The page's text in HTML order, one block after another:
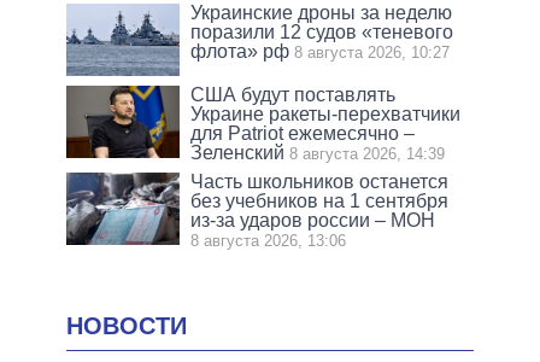
Украинские дроны за неделю
поразили 12 судов «теневого
флота» рф 8 августа 2026, 10:27
США будут поставлять
Украине ракеты-перехватчики
для Patriot ежемесячно –
Зеленский 8 августа 2026, 14:39
Часть школьников останется
без учебников на 1 сентября
из-за ударов россии – МОН
8 августа 2026, 13:06
НОВОСТИ